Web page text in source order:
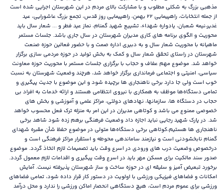
مذهبی بزرگ به شکلی مطلوب و با مشارکت بالای مردم در این شهرستان اجرایی شده است
از جمله انتخابات، راهپیمایی ۲۲ بهمن، راهپیمایی روز قدس، تجمع بزرگ عاشورایی، عید
غدیر،نیمه شعبان، یادواره شهداء، تشییع شهید گمنام، نماز عید فطر و ... شعار سال باید
محوریت و الگوی برنامه های کاری مدیران شهرستان در سال جاری باشد. جلسات مستمر
ماهیانه با محوریت شعار سال و به دبیری اداره صمت و با حضور فعالین حوزه صنعت
شهرستان در راستای تحقق شعار سال و کمک به بخش تولید در حوزه مردمی سازی برگزار
خواهد شد. موضوع مهم عفاف و حجاب با برگزاری جلسات مستمر با محوریت حوزه معاونت
سیاسی، امنیتی و اجتماعی فرمانداری برگزار خواهد شد، هرچند وضعیت شهرستان به نسبت
خوب است ولی جا دارد برخی ناهنجاری ها برچیده شود و این موضوع با جدیت پیگیری و
تمامی دستگاه‌ها موظف به همکاری با نیروی انتظامی هستند و ارائه خدمات به افراد بی
حجاب در دستگاه ها، سازمانها، نهادهای دولتی، مراکز علمی و آموزشی و بخش های
خصوصی ممنوع می باشد و کوتاهی مدیران در این امر به منزله ترک فعل محسوب خواهد
شد. در پارک شهید رجایی نباید اجازه داد وضعیت فرهنگی برهم زده شود شاهد برخی
ناهنجاری ها هستیم،کوتاهی برخی دستگاه‌ها متولی در موضوع حفظ شأن مقبره شهدای
گمنام نابخشودنی است و نیازمند ساماندهی محوطه و استقرار مراکز فرهنگی است و
درخصوص وضعیت درب های ورودی در اسرع وقت باید تصمیمات لازم اتخاذ گردد. موضوع
صدور سند مالکیت برای مسکن مهر باید در اسرع وقت پیگیری و اقدامات لازم معمول گردد.
برخورد تبعیض آمیز و سلیقه ای در حوزه ساخت و ساز شهرستان پذیرفته نیست. آمایش
امکانات و فضاهای فیزیکی ورزشی با اولویت در دستور کار قرار داده شود، تمامی فضاهای
ورزشی برای عموم مردم است، هیچ دستگاهی انحصار اماکن ورزشی را ندارد و محل درآمد